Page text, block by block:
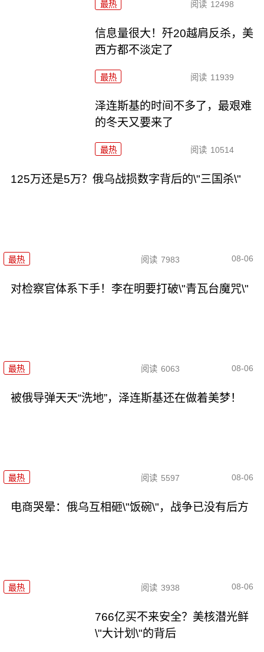
最热 阅读 12498
信息量很大！歼20越肩反杀，美
西方都不淡定了
最热 阅读 11939
泽连斯基的时间不多了，最艰难
的冬天又要来了
最热 阅读 10514
125万还是5万？俄乌战损数字背后的\"三国杀\"
最热 阅读 7983 08-06
对检察官体系下手！李在明要打破\"青瓦台魔咒\"
最热 阅读 6063 08-06
被俄导弹天天“洗地”，泽连斯基还在做着美梦！
最热 阅读 5597 08-06
电商哭晕：俄乌互相砸\"饭碗\"，战争已没有后方
最热 阅读 3938 08-06
766亿买不来安全？美核潜光鲜
\"大计划\"的背后